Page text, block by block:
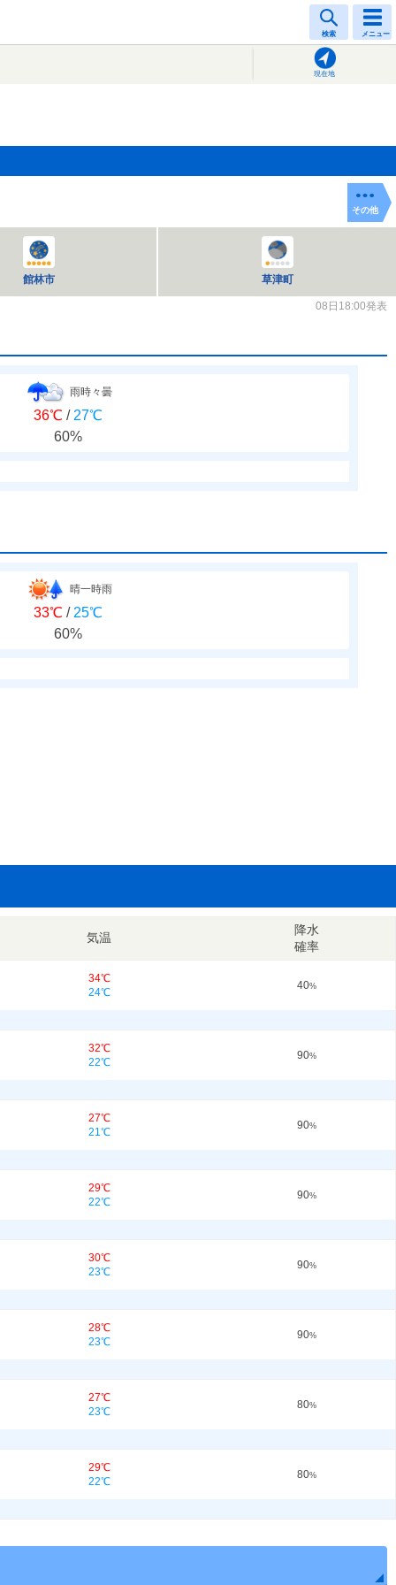
検索 メニュー
現在地
館林市 草津町
その他
08日18:00発表
雨時々曇
36℃ / 27℃
60%
晴一時雨
33℃ / 25℃
60%
気温
降水
確率
34℃
24℃
40%
32℃
22℃
90%
27℃
21℃
90%
29℃
22℃
90%
30℃
23℃
90%
28℃
23℃
90%
27℃
23℃
80%
29℃
22℃
80%